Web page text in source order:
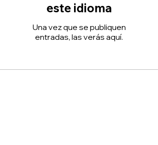
este idioma
Una vez que se publiquen
entradas, las verás aquí.